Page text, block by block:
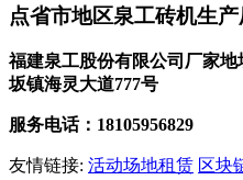
点省市地区泉工砖机生
福建泉工股份有限公司厂家
坂镇海灵大道777号
服务电话：18105956829
友情链接: 活动场地租赁 区块